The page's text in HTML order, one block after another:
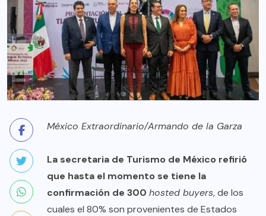
México Extraordinario/Armando de la Garza
La secretaria de Turismo de México refirió
que hasta el momento se tiene la
confirmación de 300 hosted buyers, de los
cuales el 80% son provenientes de Estados